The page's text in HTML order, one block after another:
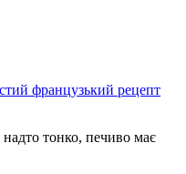
французький рецепт
тонко, печиво має